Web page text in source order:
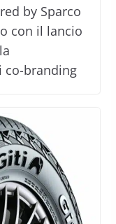
by Sparco
con il lancio
co-branding